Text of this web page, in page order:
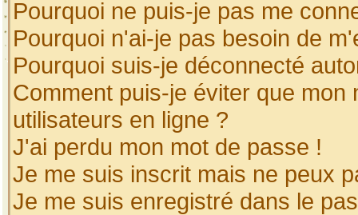
Pourquoi ne puis-je pas me
Pourquoi n'ai-je pas besoin de
Pourquoi suis-je déconnecté
Comment puis-je éviter que
utilisateurs en ligne ?
J'ai perdu mon mot de passe !
Je me suis inscrit mais ne peux
Je me suis enregistré dans le